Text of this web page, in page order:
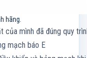
hãng.
mình đã đúng quy
mạch báo E